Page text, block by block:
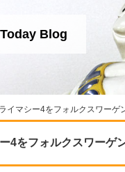
Blog
イマシー4をフォルクスワーゲ
4をフォルクスワーゲ